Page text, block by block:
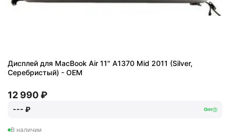
Дисплей для MacBook Air 11" A1370 Mid 2011 (Silver,
Серебристый) - OEM
12 990 ₽
--- ₽ Опт
В наличии